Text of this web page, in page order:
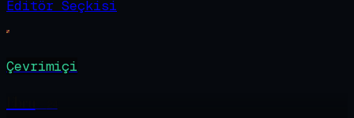
Editör Seçkisi
Çevrimiçi